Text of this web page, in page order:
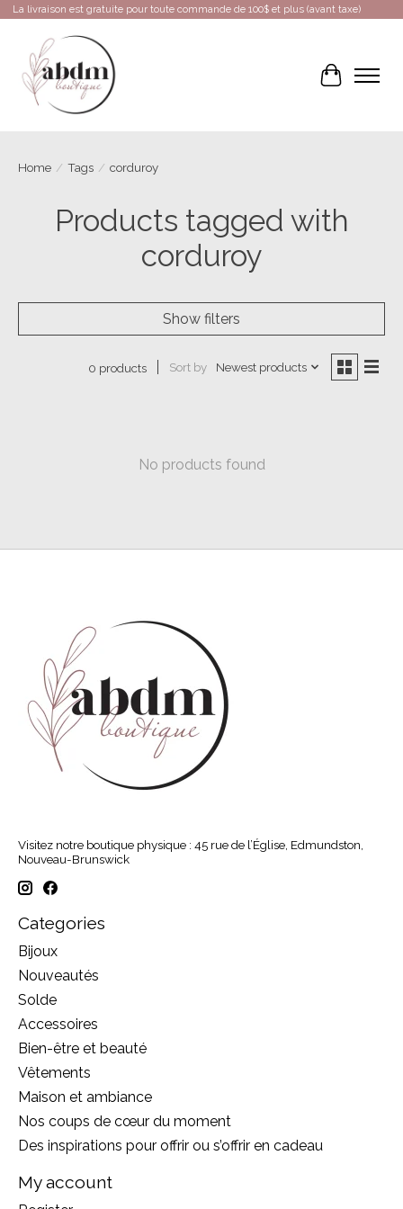
La livraison est gratuite pour toute commande de 100$ et plus (avant taxe)
Cart
Home / Tags / corduroy
Products tagged with
corduroy
Show filters
0 products Sort by Newest products
No products found
Visitez notre boutique physique : 45 rue de l’Église, Edmundston,
Nouveau-Brunswick
Categories
Bijoux
Nouveautés
Solde
Accessoires
Bien-être et beauté
Vêtements
Maison et ambiance
Nos coups de cœur du moment
Des inspirations pour offrir ou s’offrir en cadeau
My account